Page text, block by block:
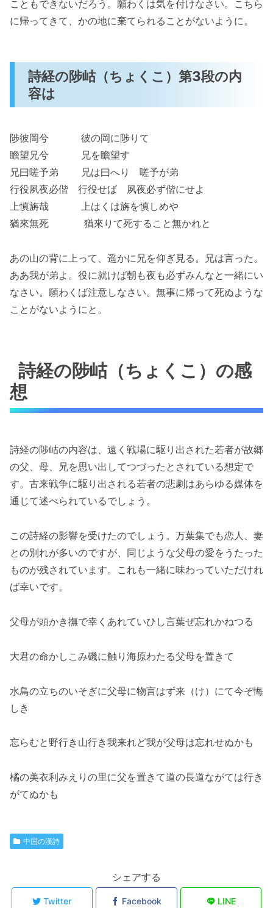
こともできないだろう。願わくは気を付けなさい。こちら
に帰ってきて、かの地に棄てられることがないように。
詩経の陟岵（ちょくこ）第3段の内
容は
陟彼岡兮 彼の岡に陟りて
瞻望兄兮 兄を瞻望す
兄曰嗟予弟 兄は曰へり 嗟予が弟
行役夙夜必偕 行役せば 夙夜必ず偕にせよ
上慎旃哉 上はくは旃を慎しめや
猶來無死 猶來りて死すること無かれと
あの山の背に上って、遥かに兄を仰ぎ見る。兄は言った。
ああ我が弟よ。役に就けば朝も夜も必ずみんなと一緒にい
なさい。願わくば注意しなさい。無事に帰って死ぬような
ことがないようにと。
詩経の陟岵（ちょくこ）の感
想
詩経の陟岵の内容は、遠く戦場に駆り出された若者が故郷
の父、母、兄を思い出してつづったとされている想定で
す。古来戦争に駆り出される若者の悲劇はあらゆる媒体を
通じて述べられているでしょう。
この詩経の影響を受けたのでしょう。万葉集でも恋人、妻
との別れが多いのですが、同じような父母の愛をうたった
ものが残されています。これも一緒に味わっていただけれ
ば幸いです。
父母が頭かき撫で幸くあれていひし言葉ぜ忘れかねつる
大君の命かしこみ磯に触り海原わたる父母を置きて
水鳥の立ちのいそぎに父母に物言はず来（け）にて今ぞ悔
しき
忘らむと野行き山行き我来れど我が父母は忘れせぬかも
橘の美衣利みえりの里に父を置きて道の長道ながては行き
がてぬかも
中国の漢詩
シェアする
Twitter Facebook LINE